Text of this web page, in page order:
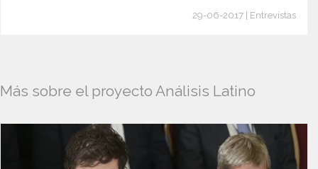
29-06-2017 | Entrevistas
Más sobre el proyecto Análisis Latino